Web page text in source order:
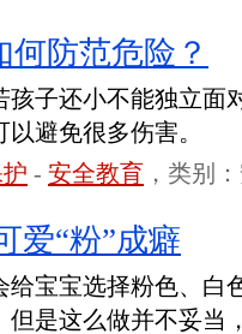
何防范危险？
子还小不能独立面
避免很多伤害。
- 安全教育 ，类别
爱“粉”成癖
给宝宝选择粉色、白
是这么做并不妥当